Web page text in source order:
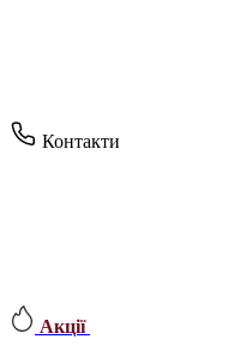
Контакти
Акції